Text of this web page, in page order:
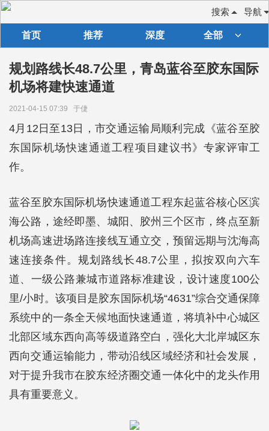
导航
搜索
首页 推荐 深度 全部
规划路线长48.7公里，青岛蓝谷至胶东国际
机场将建快速通道
2021-04-15 07:39 于倢
4月12日至13日，市交通运输局顺利完成《蓝谷至胶
东国际机场快速通道工程项目建议书》专家评审工
作。
蓝谷至胶东国际机场快速通道工程东起蓝谷核心区滨
海公路，途经即墨、城阳、胶州三个区市，终点至新
机场高速进场路连接线互通立交，预留远期与沈海高
速连接条件。规划路线长48.7公里，拟按双向六车
道、一级公路兼城市道路标准建设，设计速度100公
里/小时。该项目是胶东国际机场“4631”综合交通保障
系统中的一条全天候地面快速通道，将填补中心城区
北部区域东西向高等级道路空白，强化大北岸城区东
西向交通运输能力，带动沿线区域经济和社会发展，
对于提升我市在胶东经济圈交通一体化中的龙头作用
具有重要意义。